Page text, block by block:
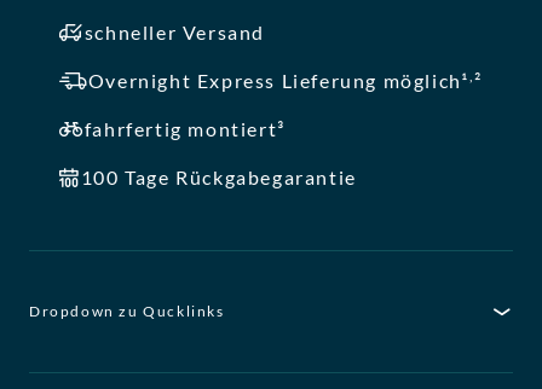
schneller Versand
Overnight Express Lieferung möglich¹ ,²
fahrfertig montiert³
100 Tage Rückgabegarantie
Dropdown zu Qucklinks